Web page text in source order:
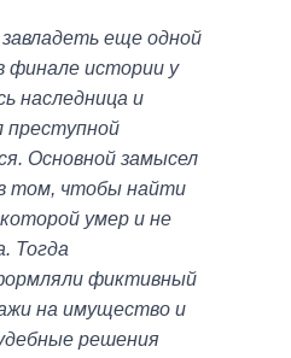
еще одной
финале истории у
наследница и
преступной
Основной замысел
том, чтобы найти
умер и не
Тогда
фиктивный
на имущество и
решения